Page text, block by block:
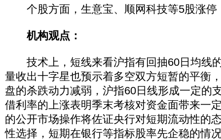
个股方面，生意宝、顺网科技等5股涨停
机构观点：
技术上，短线来看沪指有回抽60日均线
量收出十字星也预示着多空双方短暂的平衡
盘的杀跌动力减弱，沪指60日线形成一定的
借利率的上涨表明季末考核对资金面带来一
的公开市场操作将佐证央行对短期流动性的
性选择，短期在银行等指标股率先企稳的情